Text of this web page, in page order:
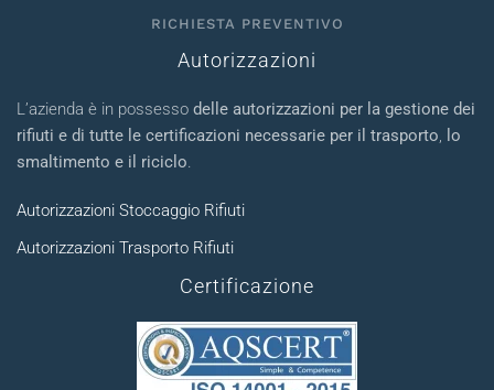
RICHIESTA PREVENTIVO
Autorizzazioni
L’azienda è in possesso delle autorizzazioni per la gestione dei
rifiuti e di tutte le certificazioni necessarie per il trasporto, lo
smaltimento e il riciclo.
Autorizzazioni Stoccaggio Rifiuti
Autorizzazioni Trasporto Rifiuti
Certificazione